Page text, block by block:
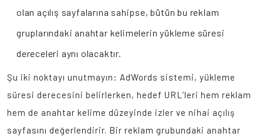
olan açılış sayfalarına sahipse, bütün bu reklam
gruplarındaki anahtar kelimelerin yükleme süresi
dereceleri aynı olacaktır.
Şu iki noktayı unutmayın: AdWords sistemi, yükleme
süresi derecesini belirlerken, hedef URL’leri hem reklam
hem de anahtar kelime düzeyinde izler ve nihai açılış
sayfasını değerlendirir. Bir reklam grubundaki anahtar